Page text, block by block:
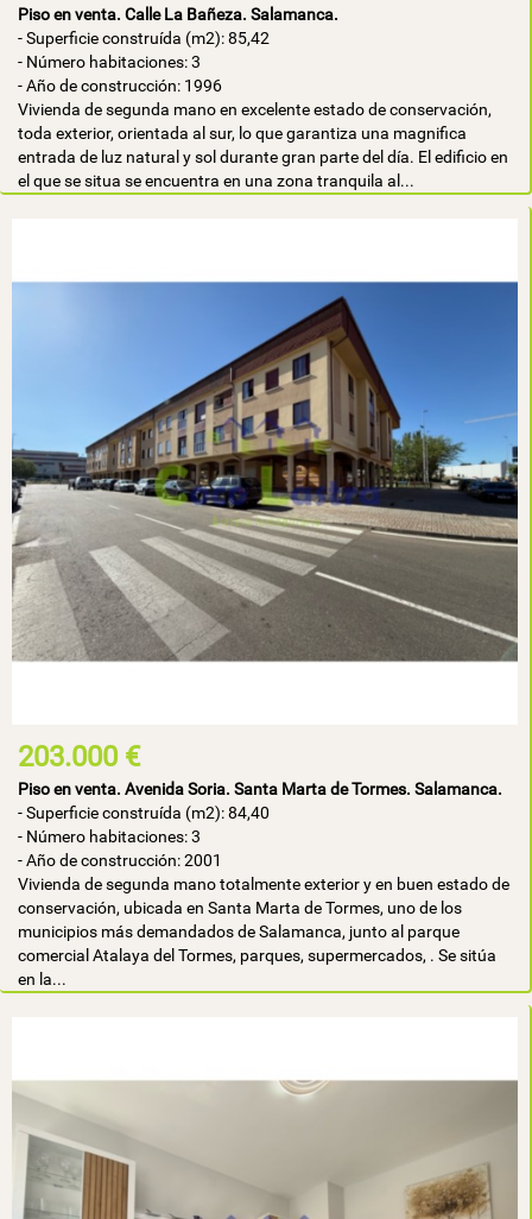
Piso en venta. Calle La Bañeza. Salamanca.
- Superficie construída (m2): 85,42
- Número habitaciones: 3
- Año de construcción: 1996
Vivienda de segunda mano en excelente estado de conservación,
toda exterior, orientada al sur, lo que garantiza una magnifica
entrada de luz natural y sol durante gran parte del día. El edificio en
el que se situa se encuentra en una zona tranquila al...
203.000 €
Piso en venta. Avenida Soria. Santa Marta de Tormes. Salamanca.
- Superficie construída (m2): 84,40
- Número habitaciones: 3
- Año de construcción: 2001
Vivienda de segunda mano totalmente exterior y en buen estado de
conservación, ubicada en Santa Marta de Tormes, uno de los
municipios más demandados de Salamanca, junto al parque
comercial Atalaya del Tormes, parques, supermercados, . Se sitúa
en la...